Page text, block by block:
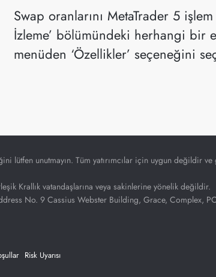
Swap oranlarını MetaTrader 5
İzleme’ bölümündeki herhangi bir
menüden ‘Özellikler’ seçeneğini
unutmayın. Tüm yatırımcılar için uygun değildir
Krallık vatandaşlarına veya sakinlerine yönelik değildir.
No. 9 Cassius Webster Building, Grace, Complex,
Risk Uyarısı